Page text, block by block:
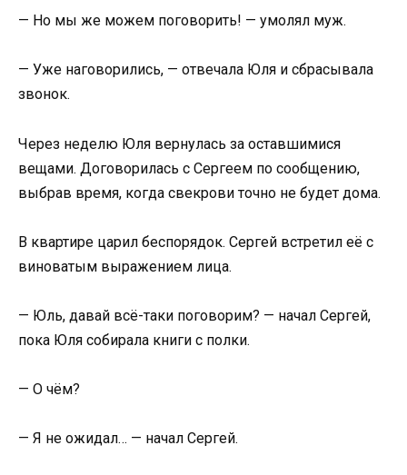
— Но мы же можем поговорить! — умолял муж.
— Уже наговорились, — отвечала Юля и сбрасывала
звонок.
Через неделю Юля вернулась за оставшимися
вещами. Договорилась с Сергеем по сообщению,
выбрав время, когда свекрови точно не будет дома.
В квартире царил беспорядок. Сергей встретил её с
виноватым выражением лица.
— Юль, давай всё-таки поговорим? — начал Сергей,
пока Юля собирала книги с полки.
— О чём?
— Я не ожидал… — начал Сергей.